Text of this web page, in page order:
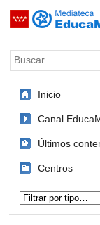
Saltar navegación
Palabra o frase:
Inicio
Canal
Últimos
Centros